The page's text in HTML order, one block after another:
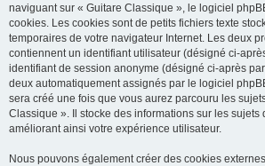
naviguant sur « Guitare Classique », le logiciel
cookies. Les cookies sont de petits fichiers texte
temporaires de votre navigateur Internet. Les deux
contiennent un identifiant utilisateur (désigné ci-
identifiant de session anonyme (désigné ci-après
deux automatiquement assignés par le logiciel
sera créé une fois que vous aurez parcouru les
Classique ». Il stocke des informations sur les sujets
améliorant ainsi votre expérience utilisateur.
Nous pouvons également créer des cookies